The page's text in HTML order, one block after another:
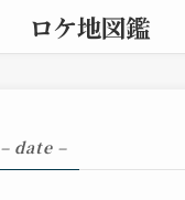
ロケ地図鑑
– date –